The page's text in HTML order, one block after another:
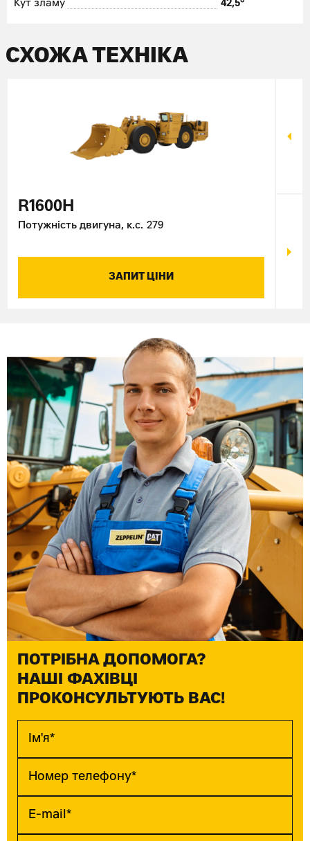
Кут зламу 42,5°
СХОЖА ТЕХНІКА
R1600H
Потужність двигуна, к.с. 279
ЗАПИТ ЦІНИ
ПОТРІБНА ДОПОМОГА?
НАШІ ФАХІВЦІ
ПРОКОНСУЛЬТУЮТЬ ВАС!